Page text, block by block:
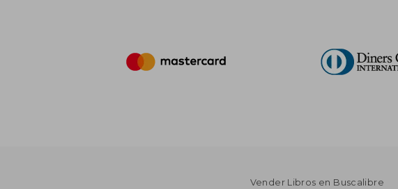
Vender Libros en Buscalibre